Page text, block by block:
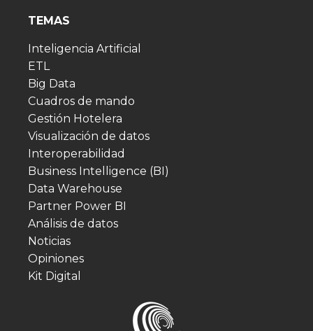
TEMAS
Inteligencia Artificial
ETL
Big Data
Cuadros de mando
Gestión Hotelera
Visualización de datos
Interoperabilidad
Business Intelligence (BI)
Data Warehouse
Partner Power BI
Análisis de datos
Noticias
Opiniones
Kit Digital